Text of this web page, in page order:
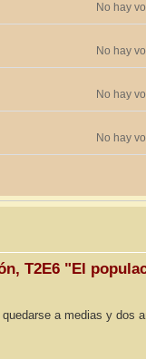
No hay
No hay
No hay
No hay
T2E6 "El
a medias y dos